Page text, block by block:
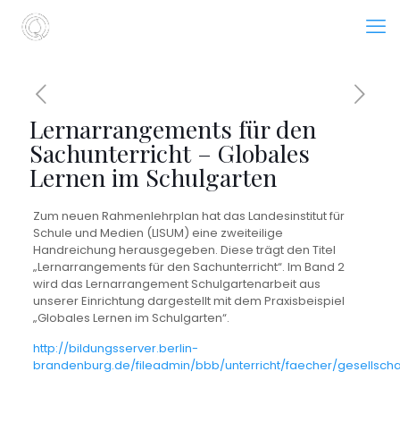
Lernarrangements für den
Sachunterricht – Globales
Lernen im Schulgarten
Zum neuen Rahmenlehrplan hat das Landesinstitut für
Schule und Medien (LISUM) eine zweiteilige
Handreichung herausgegeben. Diese trägt den Titel
„Lernarrangements für den Sachunterricht“. Im Band 2
wird das Lernarrangement Schulgartenarbeit aus
unserer Einrichtung dargestellt mit dem Praxisbeispiel
„Globales Lernen im Schulgarten“.
http://bildungsserver.berlin-
brandenburg.de/fileadmin/bbb/unterricht/faecher/